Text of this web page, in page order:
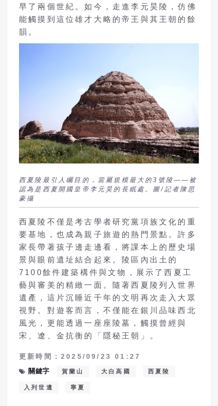
早了兩個世紀。如今，走進李元昊陵，仿佛
能觸摸到這位雄才大略的帝王與其王朝的餘
韻。
西夏陵最引人矚目的，當屬規模最大的3號陵——被
認為是西夏開國皇帝李元昊的長眠處。圖/記者陳思
豪攝
西夏陵不僅是考古學者研究黨項族文化的重
要基地，也成為親子旅遊的熱門景點。許多
家長帶著孩子邊走邊看，將課本上的歷史場
景與眼前遺址結合起來。陵區內出土的
7100餘件建築構件與文物，展示了西夏工
藝與審美的精緻一面。隨著西夏陵列入世界
遺產，這片沉睡近千年的文明再次走入大眾
視野。對遊客而言，不僅能在銀川品味西北
風光，更能透過一座座陵墓，觸摸曾經與
宋、遼、金抗衡的「隱秘王朝」。
更新時間：2025/09/23 01:27
關鍵字
賀蘭山 大白高國 西夏陵
入列世遺 寧夏